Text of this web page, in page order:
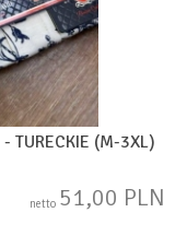
TURECKIE (M-3XL)
netto 51,00 PLN